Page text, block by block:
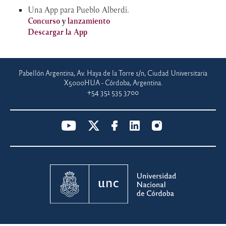
Una App para Pueblo Alberdi.
Concurso ylanzamiento
Descargar la App
Pabellón Argentina, Av. Haya de la Torre s/n, Ciudad Universitaria
X5000HUA - Córdoba, Argentina.
+54 351 535 3700